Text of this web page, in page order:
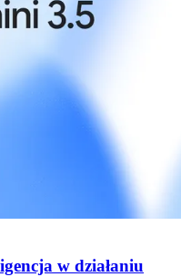
w działaniu